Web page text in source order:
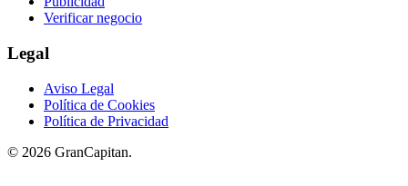
Verificar negocio
Legal
Aviso Legal
Política de Cookies
Política de Privacidad
© 2026 GranCapitan.